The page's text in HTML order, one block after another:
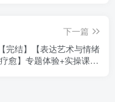
下一篇
【完结】【表达艺术与情绪
疗愈】专题体验+实操课15